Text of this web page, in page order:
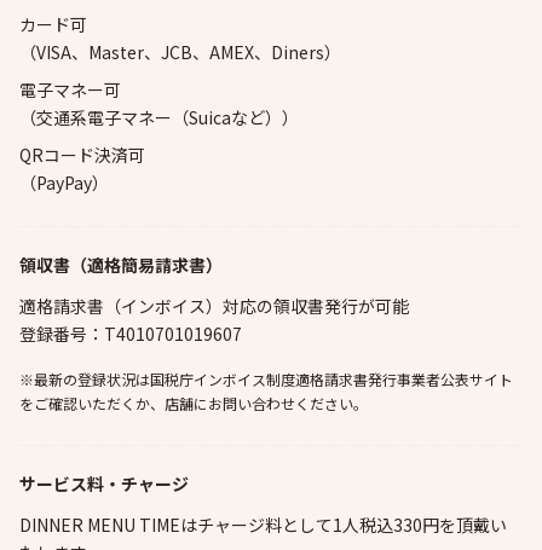
カード可
（VISA、Master、JCB、AMEX、Diners）
電子マネー可
（交通系電子マネー（Suicaなど））
QRコード決済可
（PayPay）
領収書（適格簡易請求書）
適格請求書（インボイス）対応の領収書発行が可能
登録番号：T4010701019607
※最新の登録状況は国税庁インボイス制度適格請求書発行事業者公表サイト
をご確認いただくか、店舗にお問い合わせください。
サービス料・チャージ
DINNER MENU TIMEはチャージ料として1人税込330円を頂戴い